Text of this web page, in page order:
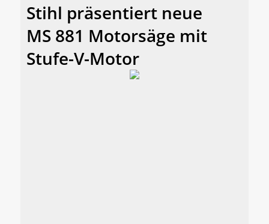
Stihl präsentiert neue
MS 881 Motorsäge mit
Stufe-V-Motor